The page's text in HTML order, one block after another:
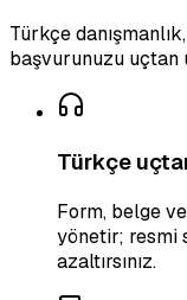
Türkçe
başvurunuzu uçtan
Türkçe
Form, belge
yönetir; resmi
azaltırsınız.